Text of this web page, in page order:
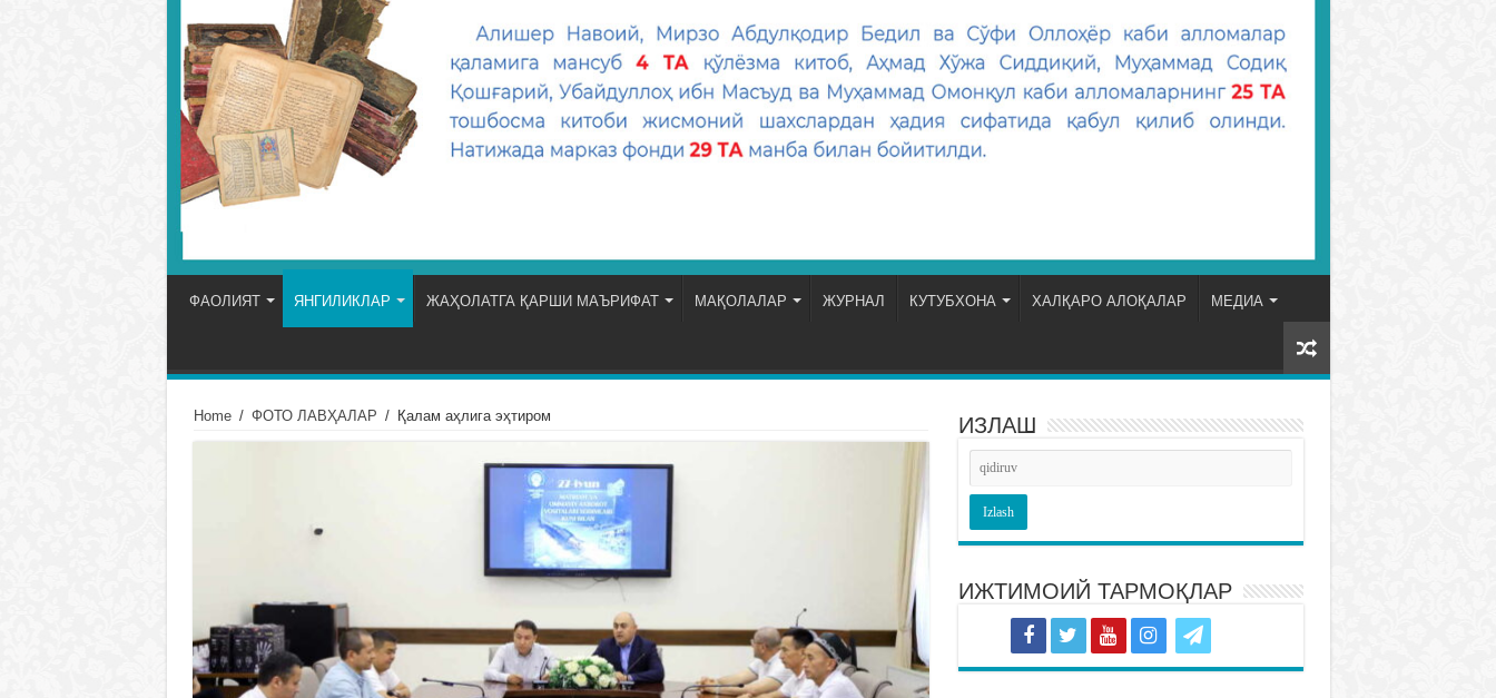
ФАОЛИЯТ ЯНГИЛИКЛАР ЖАҲОЛАТГА ҚАРШИ МАЪРИФАТ МАҚОЛАЛАР ЖУРНАЛ КУТУБХОНА ХАЛҚАРО АЛОҚАЛАР МЕДИА
Home / ФОТО ЛАВҲАЛАР / Қалам аҳлига эҳтиром ИЗЛАШ
ИЖТИМОИЙ ТАРМОҚЛАР